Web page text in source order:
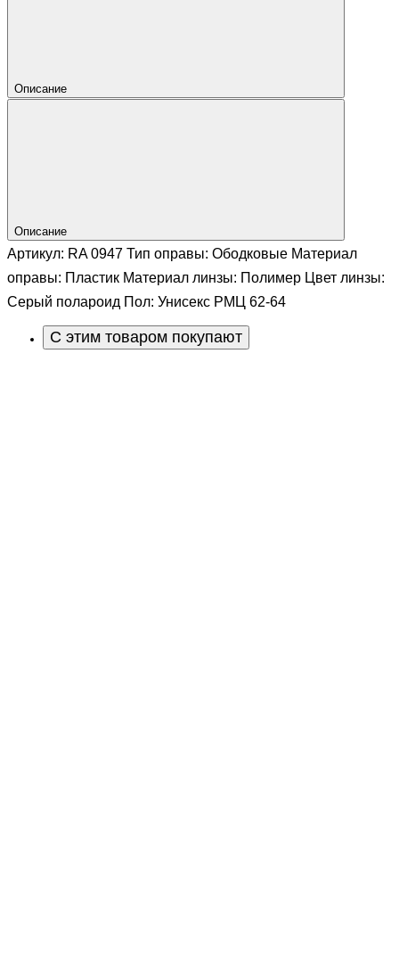
Описание
Описание
Артикул: RA 0947 Тип оправы: Ободковые Материал
оправы: Пластик Материал линзы: Полимер Цвет линзы:
Серый полароид Пол: Унисекс РМЦ 62-64
С этим товаром покупают